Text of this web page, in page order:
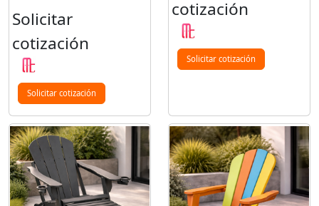
Solicitar
cotización
Solicitar cotización
cotización
Solicitar cotización